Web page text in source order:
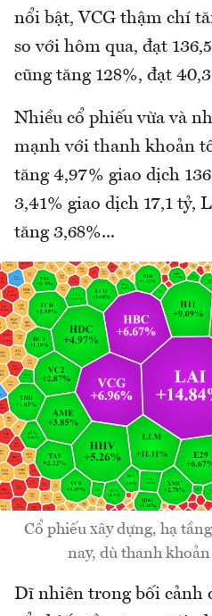
nổi bật, VCG thậm chí
so với hôm qua, đạt
cũng tăng 128%, đạt
Nhiều cổ phiếu vừa và
mạnh với thanh khoản
tăng 4,97% giao dịch
3,41% giao dịch 17,1 tỷ,
tăng 3,68%...
Cổ phiếu xây dựng, hạ
nay, dù thanh
Dĩ nhiên trong bối cảnh